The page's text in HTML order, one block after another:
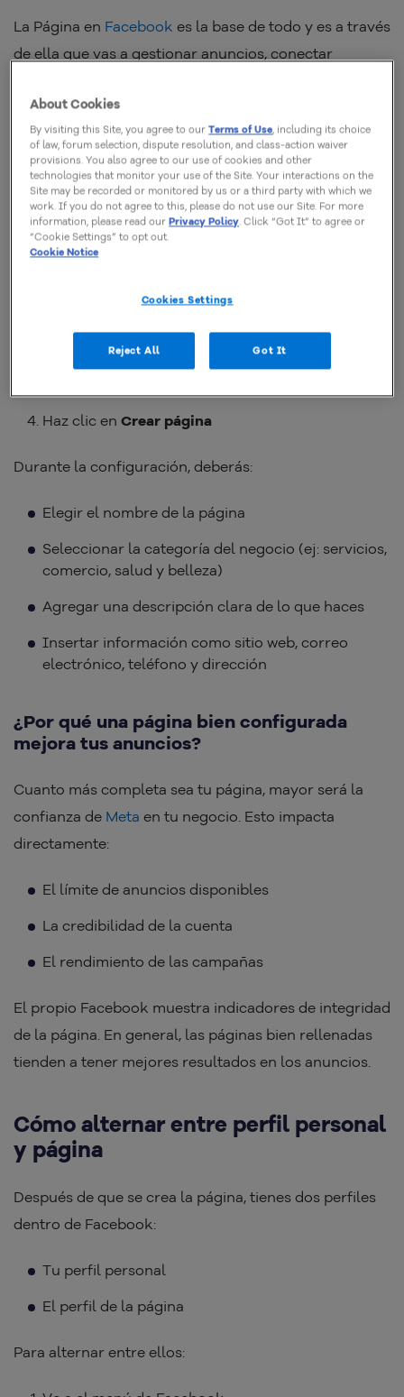
La Página en Facebook es la base de todo y es a través
de ella que vas a gestionar anuncios, conectar
de la plataforma.
Abre la aplicación de Facebook en el móvil
Toca en el menú (tres rayitas)
Haz clic en Crear página
Durante la configuración, deberás:
Elegir el nombre de la página
Seleccionar la categoría del negocio (ej: servicios,
comercio, salud y belleza)
Agregar una descripción clara de lo que haces
Insertar información como sitio web, correo
electrónico, teléfono y dirección
¿Por qué una página bien configurada
mejora tus anuncios?
Cuanto más completa sea tu página, mayor será la
confianza de Meta en tu negocio. Esto impacta
directamente:
El límite de anuncios disponibles
La credibilidad de la cuenta
El rendimiento de las campañas
El propio Facebook muestra indicadores de integridad
de la página. En general, las páginas bien rellenadas
tienden a tener mejores resultados en los anuncios.
Cómo alternar entre perfil personal
y página
Después de que se crea la página, tienes dos perfiles
dentro de Facebook:
Tu perfil personal
El perfil de la página
Para alternar entre ellos:
About Cookies
By visiting this Site, you agree to ourTerms of Use, including its choice
of law, forum selection, dispute resolution, and class-action waiver
provisions. You also agree to our use of cookies and other
technologies that monitor your use of the Site. Your interactions on the
Site may be recorded or monitored by us or a third party with which we
work. If you do not agree to this, please do not use our Site. For more
information, please read ourPrivacy Policy. Click “Got It” to agree or
“Cookie Settings” to opt out.
Cookie Notice
Cookies Settings
Reject All Got It